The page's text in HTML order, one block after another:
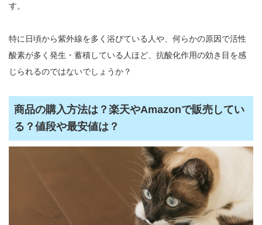
す。
特に日頃から紫外線を多く浴びている人や、何らかの原因で活性
酸素が多く発生・蓄積している人ほど、抗酸化作用の効き目を感
じられるのではないでしょうか？
商品の購入方法は？楽天やAmazonで販売してい
る？値段や最安値は？